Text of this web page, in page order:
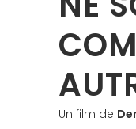
Un film de